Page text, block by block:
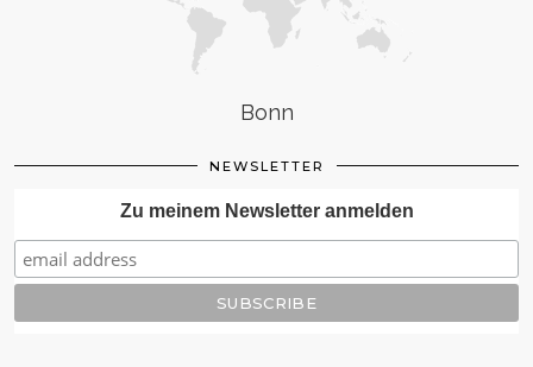
Bonn
NEWSLETTER
Zu meinem Newsletter anmelden